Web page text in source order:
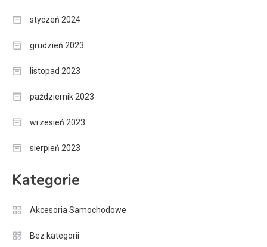
styczeń 2024
grudzień 2023
listopad 2023
październik 2023
wrzesień 2023
sierpień 2023
Kategorie
Akcesoria Samochodowe
Bez kategorii